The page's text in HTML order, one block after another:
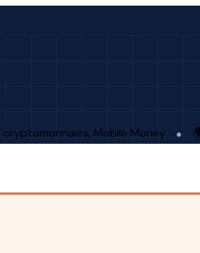
cryptomonnaies, Mobile Money